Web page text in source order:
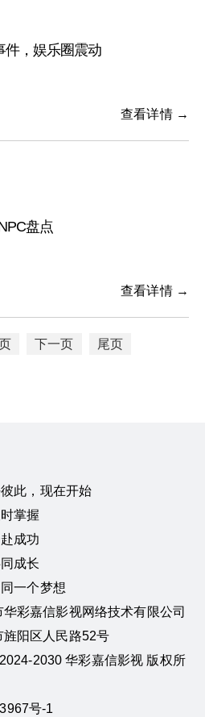
件，娱乐圈震动
查看详情 →
盘点
查看详情 →
下一页 尾页
此，现在开始
掌握
成功
成长
一个梦想
彩嘉信影视网络技术有限公司
阳区人民路52号
2030 华彩嘉信影视 版权所
号-1